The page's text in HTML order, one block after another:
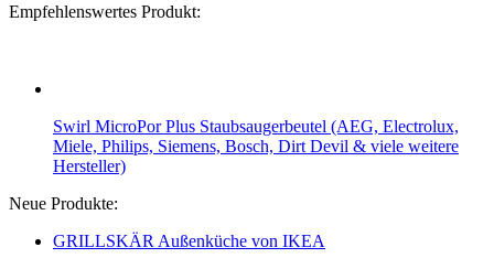
Empfehlenswertes Produkt:
Swirl MicroPor Plus Staubsaugerbeutel (AEG, Electrolux,
Miele, Philips, Siemens, Bosch, Dirt Devil & viele weitere
Hersteller)
Neue Produkte:
GRILLSKÄR Außenküche von IKEA